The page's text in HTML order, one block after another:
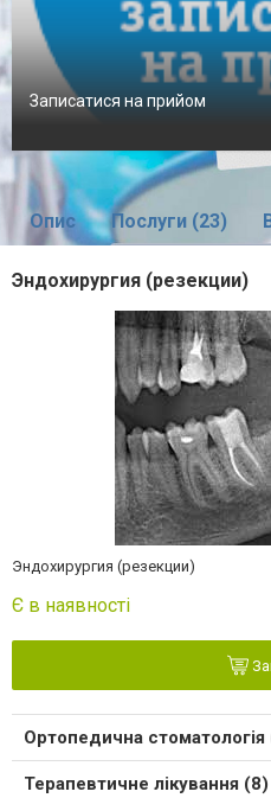
Записатися на прийом
Опис Послуги (23)
Эндохирургия (резекции)
Эндохирургия (резекции)
Є в наявності
Ортопедична стоматологія
Терапевтичне лікування (8)